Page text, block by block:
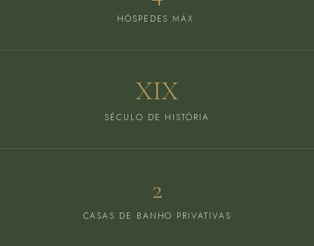
HÓSPEDES MÁX.
XIX
SÉCULO DE HISTÓRIA
2
CASAS DE BANHO PRIVATIVAS